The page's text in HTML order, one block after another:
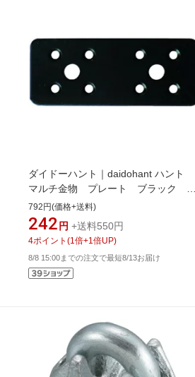
ダイドーハント｜daidohant ハント
マルチ金物 プレート ブラック
2．3×40×100 00069100
792円(価格+送料)
242 円 +送料550円
4ポイント (1 倍+1 倍UP)
8/8 15:00までの注文で最短8/13お届け